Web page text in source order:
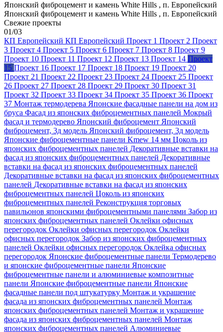
Японский фиброцемент и камень White Hills , п. Европейский
Японский фиброцемент и камень White Hills , п. Европейский
Свежие проекты
01/03
КП Европейский КП Европейский Проект 1 Проект 2 Проект
3 Проект 4 Проект 5 Проект 6 Проект 7 Проект 8 Проект 9
Проект 10 Проект 11 Проект 12 Проект 13 Проект 14 Проект
15 Проект 16 Проект 17 Проект 18 Проект 19 Проект 20
Проект 21 Проект 22 Проект 23 Проект 24 Проект 25 Проект
26 Проект 27 Проект 28 Проект 29 Проект 30 Проект 31
Проект 32 Проект 33 Проект 34 Проект 35 Проект 36 Проект
37 Монтаж термодерева Японские фасадные панели на дом из
бруса Фасад из японских фиброцементных панелей Мокрый
фасад и термодерево Японский фиброцемент Японский
фиброцемент, 3д модель Японский фиброцемент, 3д модель
Японские фиброцементные панели Kmew 14 мм Цоколь из
японских фиброцементных панелей Декоративные вставки на
фасад из японских фиброцементных панелей Декоративные
вставки на фасад из японских фиброцементных панелей
Декоративные вставки на фасад из японских фиброцементных
панелей Декоративные вставки на фасад из японских
фиброцементных панелей Цоколь из японских
фиброцементных панелей Реконструкция торговых
павильонов японскими фиброцементными панелями Забор из
японских фиброцементных панелей Оклейки офисных
перегородок Оклейки офисных перегородок Оклейки
офисных перегородок Забор из японских фиброцементных
панелей Оклейки офисных перегородок Оклейка офисных
перегородок Японские фиброцементные панели Термодерево
и японские фиброцементные панели Японские
фиброцементные панели и алюминиевые композитные
панели Японские фиброцементные панели Японские
фасадные панели под штукатурку Монтаж и украшение
фасада из японских фиброцементных панелей Монтаж
японских фиброцементных панелей Монтаж и украшение
фасада из японских фиброцементных панелей Монтаж
японских фиброцементных панелей Алюминиевые